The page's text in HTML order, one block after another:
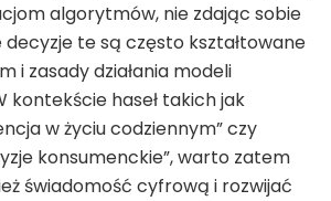
algorytmów, nie zdając sobie
decyzje te są często kształtowane
i zasady działania modeli
kontekście haseł takich jak
w życiu codziennym” czy
konsumenckie”, warto zatem
świadomość cyfrową i rozwijać